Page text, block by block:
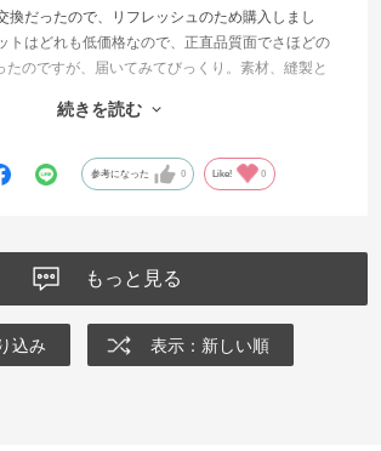
換だったので、リフレッシュのため購入しまし
トはどれも低価格なので、正直品質面でさほどの
たのですが、届いてみてびっくり。素材、縫製と
素早さも含めて、非常に満足しています。別の車
続きを読む
参考になった 0 Like! 0
もっと見る
込み 表示：新しい順